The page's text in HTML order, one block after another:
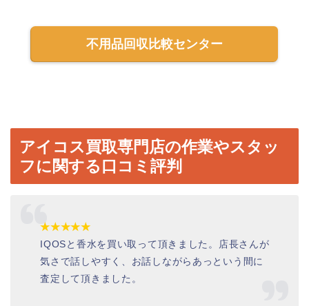
不用品回収比較センター
アイコス買取専門店の作業やスタッ
フに関する口コミ評判
★★★★★
IQOSと香水を買い取って頂きました。店長さんが
気さで話しやすく、お話しながらあっという間に
査定して頂きました。